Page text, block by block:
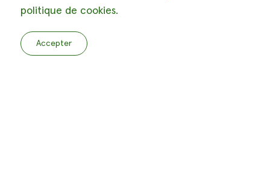
politique de cookies.
Accepter